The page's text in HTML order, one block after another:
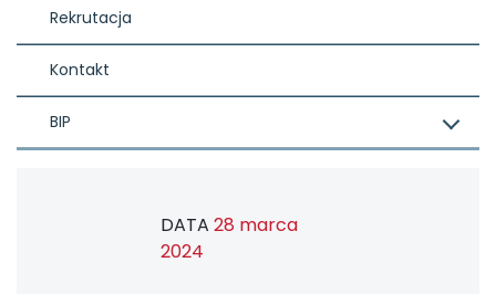
Rekrutacja
Kontakt
BIP
DATA 28 marca
2024